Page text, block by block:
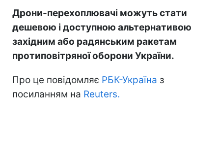
Дрони-перехоплювачі можуть стати
дешевою і доступною альтернативою
західним або радянським ракетам
протиповітряної оборони України.
Про це повідомляє РБК-Україна з
посиланням на Reuters.